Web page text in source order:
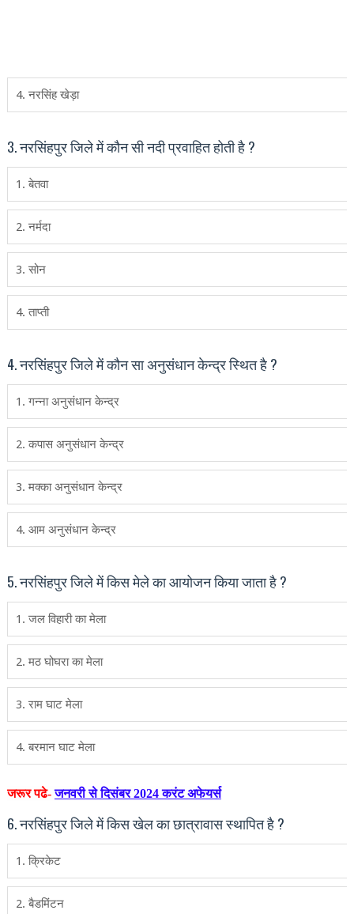
4. नरसिंह खेड़ा
3. नरसिंहपुर जिले में कौन सी नदी प्रवाहित होती है ?
1. बेतवा
2. नर्मदा
3. सोन
4. ताप्‍ती
4. नरसिंहपुर जिले में कौन सा अनुसंधान केन्‍द्र स्थित है ?
1. गन्‍ना अनुसंधान केन्‍द्र
2. कपास अनुसंधान केन्‍द्र
3. मक्‍का अनुसंधान केन्‍द्र
4. आम अनुसंधान केन्‍द्र
5. नरसिंहपुर जिले में किस मेले का आयोजन किया जाता है ?
1. जल विहारी का मेला
2. मठ घोघरा का मेला
3. राम घाट मेला
4. बरमान घाट मेला
जरूर पढे-जनवरी से दिसंबर 2024 करंट अफेयर्स
6. नरसिंहपुर जिले में किस खेल का छात्रावास स्‍थापित है ?
1. क्रिकेट
2. बैडमिंटन